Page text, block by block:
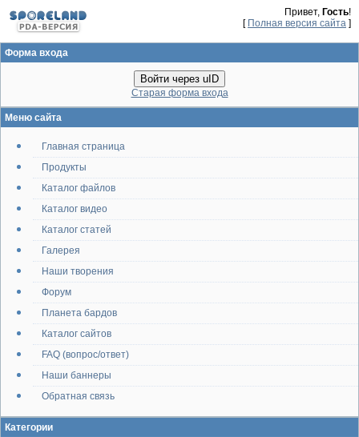
Привет, Гость!
[ Полная версия сайта ]
Форма входа
Войти через uID
Старая форма входа
Меню сайта
Главная страница
Продукты
Каталог файлов
Каталог видео
Каталог статей
Галерея
Наши творения
Форум
Планета бардов
Каталог сайтов
FAQ (вопрос/ответ)
Наши баннеры
Обратная связь
Категории